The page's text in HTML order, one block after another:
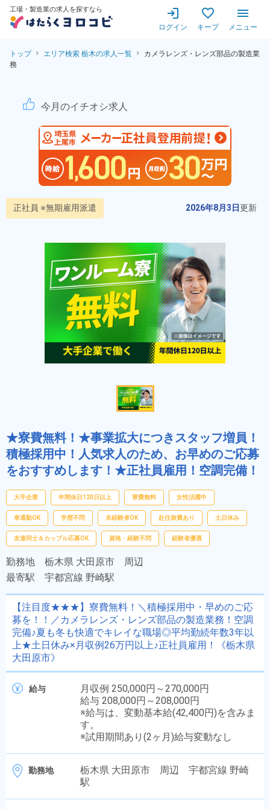
工場・製造業の求人を探すなら
ログイン キープ メニュー
トップ エリア検索 栃木の求人一覧
カメラレンズ・レンズ部品の製造業
務
【注目度★★★】寮費無料！
今月のイチオシ求人
正社員 ※無期雇用派遣 2026年8月3日更新
★寮費無料！★事業拡大につきスタッフ増員！
積極採用中！人気求人のため、お早めのご応募
をおすすめします！★正社員雇用！空調完備！
大手企業 年間休日120日以上 寮費無料 女性活躍中
車通勤OK 学歴不問 未経験者OK 赴任旅費あり 土日休み
友達同士＆カップル応募OK 資格・経験不問 経験者優遇
勤務地 栃木県 大田原市 周辺
最寄駅 宇都宮線 野崎駅
【注目度★★★】寮費無料！＼積極採用中・早めのご応
募を！！／カメラレンズ・レンズ部品の製造業務！空調
完備♪夏も冬も快適でキレイな職場◎平均勤続年数3年以
上★土日休み×月収例26万円以上♪正社員雇用！《栃木県
大田原市》
給与
月収例 250,000円～270,000円
給与 208,000円～208,000円
※給与は、変動基本給(42,400円)を含みま
す。
※試用期間あり(2ヶ月)給与変動なし
勤務地
栃木県 大田原市 周辺 宇都宮線 野崎
駅